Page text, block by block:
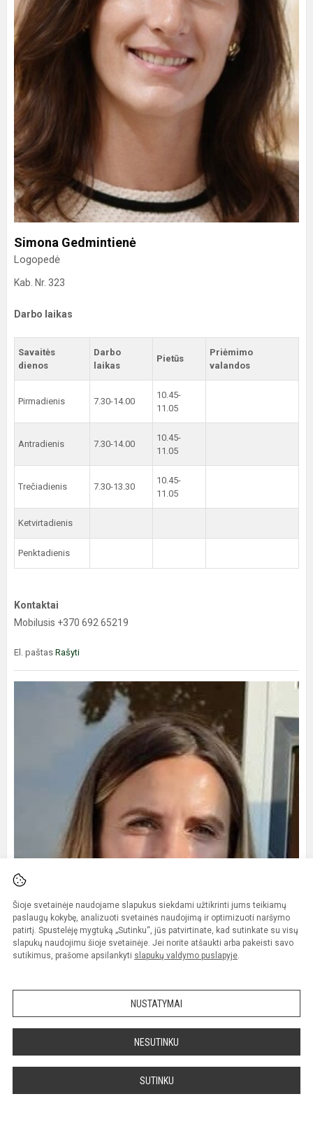
Šioje svetainėje naudojame slapukus siekdami užtikrinti jums teikiamų
paslaugų kokybę, analizuoti svetainės naudojimą ir optimizuoti naršymo
patirtį. Spustelėję mygtuką „Sutinku“, jūs patvirtinate, kad sutinkate su visų
slapukų naudojimu šioje svetainėje. Jei norite atšaukti arba pakeisti savo
sutikimus, prašome apsilankyti slapukų valdymo puslapyje.
NUSTATYMAI
NESUTINKU
SUTINKU
Simona Gedmintienė
Logopedė
Kab. Nr. 323
Darbo laikas
Savaitės
dienos
Darbo
laikas
Pietūs
Priėmimo
valandos
Pirmadienis 7.30-14.00
10.45-
11.05
Antradienis 7.30-14.00
10.45-
11.05
Trečiadienis 7.30-13.30
10.45-
11.05
Ketvirtadienis
Penktadienis
Kontaktai
Mobilusis +370 692 65219
El. paštas Rašyti